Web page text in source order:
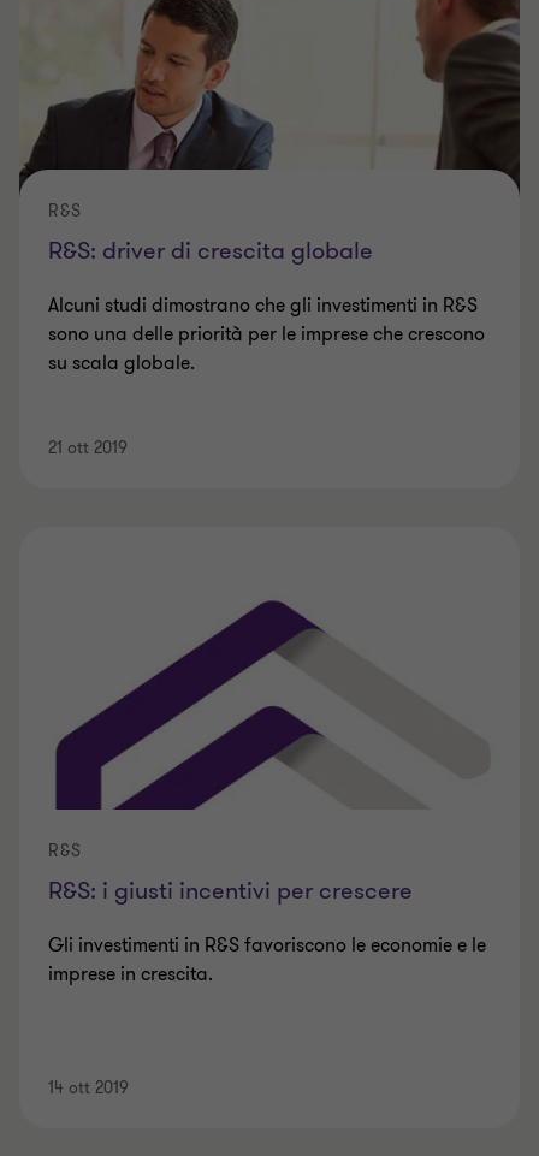
R&S: driver di crescita globale
R&S
Alcuni studi dimostrano che gli investimenti in R&S
sono una delle priorità per le imprese che crescono
su scala globale.
21 ott 2019
R&S: i giusti incentivi per crescere
R&S
Gli investimenti in R&S favoriscono le economie e le
imprese in crescita.
14 ott 2019